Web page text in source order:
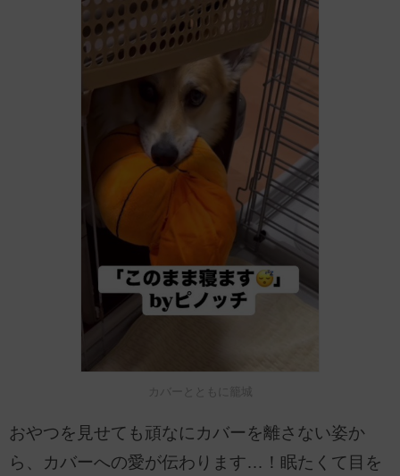
カバーとともに籠城
おやつを見せても頑なにカバーを離さない姿か
ら、カバーへの愛が伝わります…！眠たくて目を